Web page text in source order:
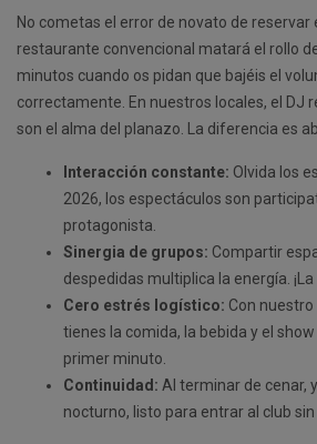
No cometas el error de novato de reservar
restaurante convencional matará el rollo
minutos cuando os pidan que bajéis el
correctamente. En nuestros locales, el DJ
son el alma del planazo. La diferencia es
Interacción constante: Olvida los
2026, los espectáculos son
protagonista.
Sinergia de grupos: Compartir
despedidas multiplica la energía.
Cero estrés logístico: Con nuestro
tienes la comida, la bebida y el
primer minuto.
Continuidad: Al terminar de cenar,
nocturno, listo para entrar al club